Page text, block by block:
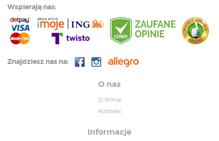
Wspierają nas:
Znajdziesz nas na:
O nas
O firmie
Kontakt
Informacje